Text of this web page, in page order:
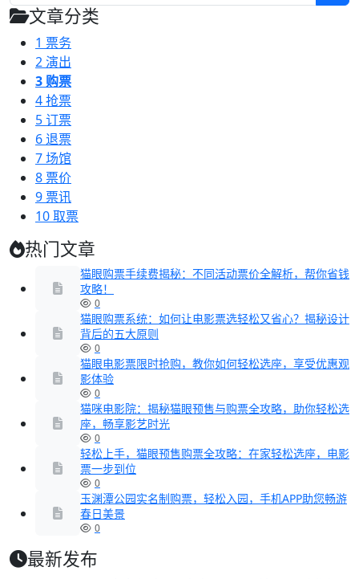
文章分类
1 票务
2演出
3 购票
4抢票
5订票
6退票
7场馆
8票价
9票讯
10取票
热门文章
猫眼购票手续费揭秘：不同活动票价全解析，帮你省钱
攻略！
0
猫眼购票系统：如何让电影票选轻松又省心？揭秘设计
背后的五大原则
0
猫眼电影票限时抢购，教你如何轻松选座，享受优惠观
影体验
0
猫咪电影院：揭秘猫眼预售与购票全攻略，助你轻松选
座，畅享影艺时光
0
轻松上手，猫眼预售购票全攻略：在家轻松选座，电影
票一步到位
0
玉渊潭公园实名制购票，轻松入园，手机APP助您畅游
春日美景
0
最新发布